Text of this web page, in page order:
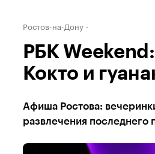
Ростов-на-Дону
РБК
Кокто и
Афиша Ростова:
развлечения последнего